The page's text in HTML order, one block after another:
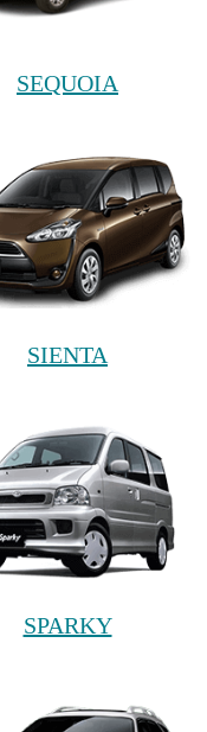
SEQUOIA
SIENTA
SPARKY